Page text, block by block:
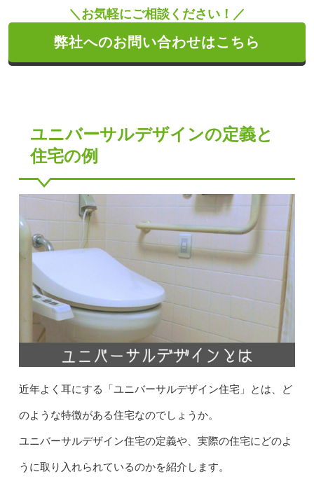
＼お気軽にご相談ください！／
弊社へのお問い合わせはこちら
ユニバーサルデザインの定義と
住宅の例
近年よく耳にする「ユニバーサルデザイン住宅」とは、ど
のような特徴がある住宅なのでしょうか。
ユニバーサルデザイン住宅の定義や、実際の住宅にどのよ
うに取り入れられているのかを紹介します。